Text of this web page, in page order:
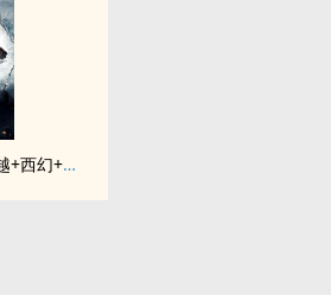
《落入彩虹国度》穿越+西幻+言情